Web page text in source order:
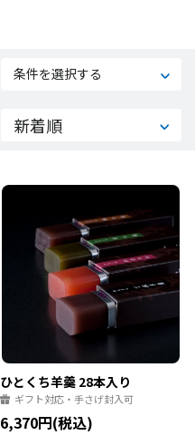
条件を選択する
ひとくち羊羹 28本入り
ギフト対応・手さげ封入可
6,370円(税込)